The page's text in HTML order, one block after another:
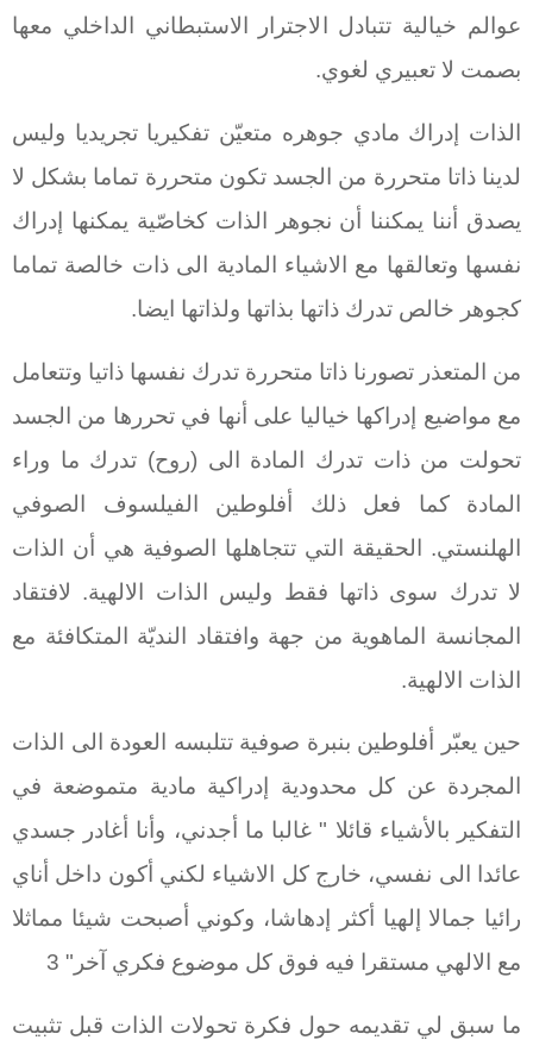
عوالم خيالية تتبادل الاجترار الاستبطاني الداخلي معها
بصمت لا تعبيري لغوي.
الذات إدراك مادي جوهره متعيّن تفكيريا تجريديا وليس
لدينا ذاتا متحررة من الجسد تكون متحررة تماما بشكل لا
يصدق أننا يمكننا أن نجوهر الذات كخاصّية يمكنها إدراك
نفسها وتعالقها مع الاشياء المادية الى ذات خالصة تماما
كجوهر خالص تدرك ذاتها بذاتها ولذاتها ايضا.
من المتعذر تصورنا ذاتا متحررة تدرك نفسها ذاتيا وتتعامل
مع مواضيع إدراكها خياليا على أنها في تحررها من الجسد
تحولت من ذات تدرك المادة الى (روح) تدرك ما وراء
المادة كما فعل ذلك أفلوطين الفيلسوف الصوفي
الهلنستي. الحقيقة التي تتجاهلها الصوفية هي أن الذات
لا تدرك سوى ذاتها فقط وليس الذات الالهية. لافتقاد
المجانسة الماهوية من جهة وافتقاد النديّة المتكافئة مع
الذات الالهية.
حين يعبّر أفلوطين بنبرة صوفية تتلبسه العودة الى الذات
المجردة عن كل محدودية إدراكية مادية متموضعة في
التفكير بالأشياء قائلا " غالبا ما أجدني، وأنا أغادر جسدي
عائدا الى نفسي، خارج كل الاشياء لكني أكون داخل أناي
رائيا جمالا إلهيا أكثر إدهاشا، وكوني أصبحت شيئا مماثلا
مع الالهي مستقرا فيه فوق كل موضوع فكري آخر" 3
ما سبق لي تقديمه حول فكرة تحولات الذات قبل تثبيت